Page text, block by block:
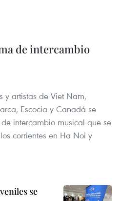
de intercambio
y artistas de Viet Nam,
Escocia y Canadá se
intercambio musical que se
corrientes en Ha Noi y
se